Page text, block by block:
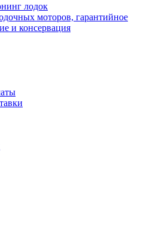
лодок
моторов, гарантийное
и консервация